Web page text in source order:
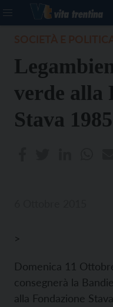
verde alla
Stava 1985
>
Domenica 11
consegnerà la
alla Fondazione